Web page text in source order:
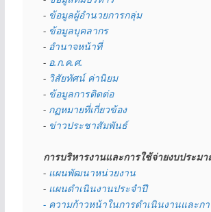
- ข้อมูลผู้อำนวยการกลุ่ม
- ข้อมูลบุคลากร
- อำนาจหน้าที่
- อ.ก.ค.ศ.
- วิสัยทัศน์ ค่านิยม
- ข้อมูลการติดต่อ
- กฏหมายที่เกี่ยวข้อง
- ข่าวประชาสัมพันธ์
การบริหารงานและการใช้จ่ายงบประม
- แผนพัฒนาหน่วยงาน
- แผนดำเนินงานประจำปี
- ความก้าวหน้าในการดำเนินงานและก